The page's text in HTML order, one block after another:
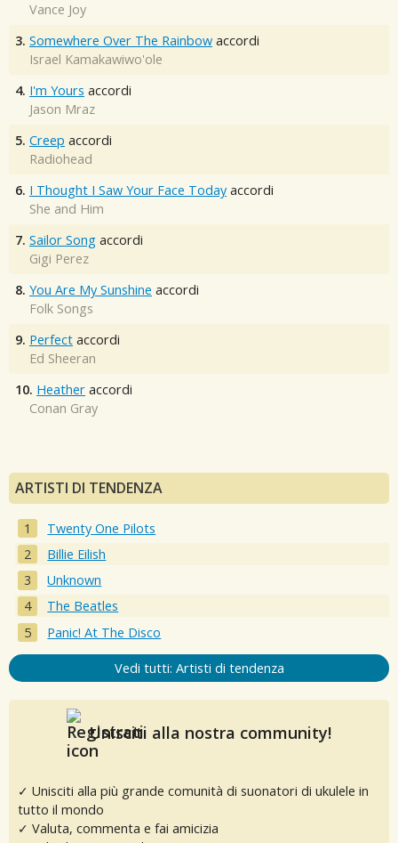
Vance Joy
3. Somewhere Over The Rainbow accordi
Israel Kamakawiwo'ole
4. I'm Yours accordi
Jason Mraz
5. Creep accordi
Radiohead
6. I Thought I Saw Your Face Today accordi
She and Him
7. Sailor Song accordi
Gigi Perez
8. You Are My Sunshine accordi
Folk Songs
9. Perfect accordi
Ed Sheeran
10. Heather accordi
Conan Gray
ARTISTI DI TENDENZA
Twenty One Pilots
Billie Eilish
Unknown
The Beatles
Panic! At The Disco
Vedi tutti: Artisti di tendenza
Unisciti alla nostra community!
✓ Unisciti alla più grande comunità di suonatori di ukulele in
tutto il mondo
✓ Valuta, commenta e fai amicizia